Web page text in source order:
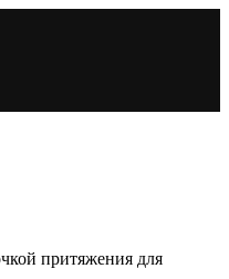
притяжения для